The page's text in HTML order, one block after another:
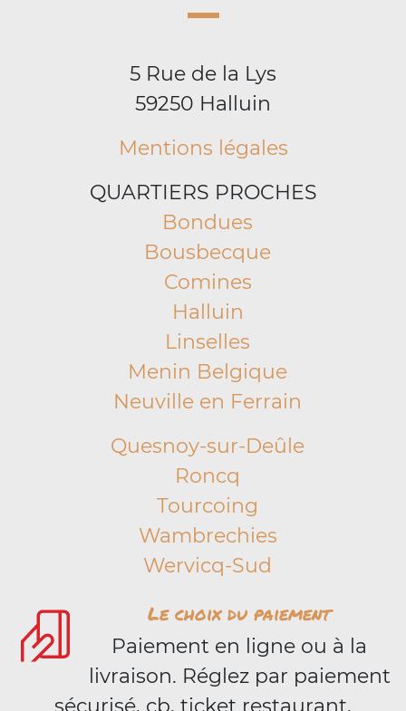
5 Rue de la Lys
59250 Halluin
Mentions légales
QUARTIERS PROCHES
Bondues
Bousbecque
Comines
Halluin
Linselles
Menin Belgique
Neuville en Ferrain
Quesnoy-sur-Deûle
Roncq
Tourcoing
Wambrechies
Wervicq-Sud
Le choix du paiement
Paiement en ligne ou à la
livraison. Réglez par paiement
sécurisé, cb, ticket restaurant,